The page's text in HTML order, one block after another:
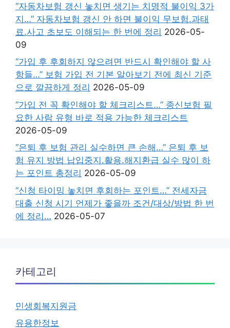
“자동차보험 갱신 놓치면 생기는 치명적 불이익 3가
지…” 자동차보험 갱신 안 하면 불이익 무보험.과태
료.사고 초보도 이해되는 한 번에 정리 2026-05-
09
“가입 후 후회하지 않으려면 반드시 확인해야 할 사
항들…” 보험 가입 전 기본 알아보기 전에 최신 기준
으로 깔끔하게 정리 2026-05-09
“가입 전 꼭 확인해야 할 체크리스트…” 종신보험 필
요한 사람 유형 바로 적용 가능한 체크리스트
2026-05-09
“은퇴 후 보험 관리 실수하면 큰 손해…” 은퇴 후 보
험 유지 방법 납입중지.활용.해지환급 실수 많이 하
는 포인트 총정리 2026-05-09
“신청 타이밍 놓치면 후회하는 포인트…” 전세자금
대출 신청 시기 언제가 좋을까 조건/대상/방법 한 번
에 정리… 2026-05-07
카테고리
민생회복지원금
유용한정보